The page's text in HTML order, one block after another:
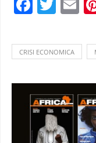
CRISI ECONOMICA